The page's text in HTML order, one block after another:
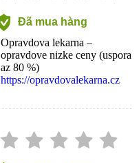
Đã mua hàng
Opravdova lekarna –
opravdove nizke ceny (uspora
az 80 %)
https://opravdovalekarna.cz